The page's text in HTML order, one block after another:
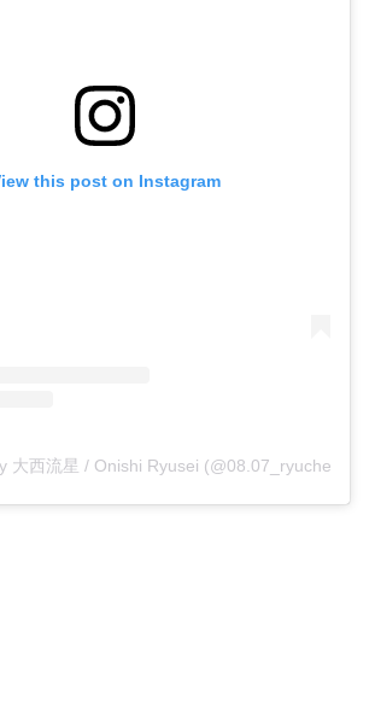
this post on Instagram
大西流星 / Onishi Ryusei (@08.07_ryuche)